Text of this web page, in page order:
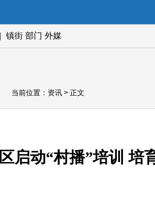
镇街 部门 外媒
当前位置： 资讯 > 正文
启动“村播”培训 培